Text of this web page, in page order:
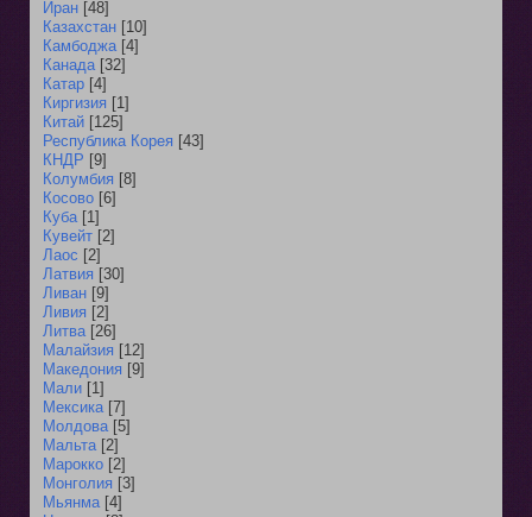
Иран [48]
Казахстан [10]
Камбоджа [4]
Канада [32]
Катар [4]
Киргизия [1]
Китай [125]
Республика Корея [43]
КНДР [9]
Колумбия [8]
Косово [6]
Куба [1]
Кувейт [2]
Лаос [2]
Латвия [30]
Ливан [9]
Ливия [2]
Литва [26]
Малайзия [12]
Македония [9]
Мали [1]
Мексика [7]
Молдова [5]
Мальта [2]
Марокко [2]
Монголия [3]
Мьянма [4]